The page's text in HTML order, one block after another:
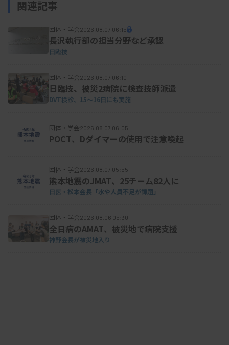
関連記事
団体・学会2026.08.07 06:15
長沢執行部の担当分野など承認
日臨技
団体・学会2026.08.07 06:10
日臨技、被災2病院に検査技師派遣
DVT検診、15～16日にも実施
団体・学会2026.08.07 06:05
POCT、Dダイマーの使用で注意喚起
団体・学会2026.08.07 05:55
熊本地震のJMAT、25チーム82人に
日医・松本会長「水や人員不足が課題」
団体・学会2026.08.06 05:30
全日病のAMAT、被災地で病院支援
神野会長が被災地入り